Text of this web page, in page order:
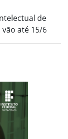
de
vão até 15/6